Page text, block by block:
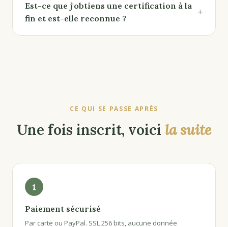
Est-ce que j'obtiens une certification à la
fin et est-elle reconnue ?
+
CE QUI SE PASSE APRÈS
Une fois inscrit, voici la suite
1
Paiement sécurisé
Par carte ou PayPal. SSL 256 bits, aucune donnée